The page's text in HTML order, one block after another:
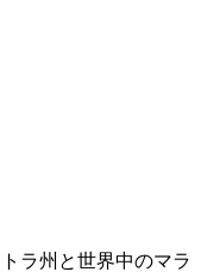
ラ州と世界中のマラ